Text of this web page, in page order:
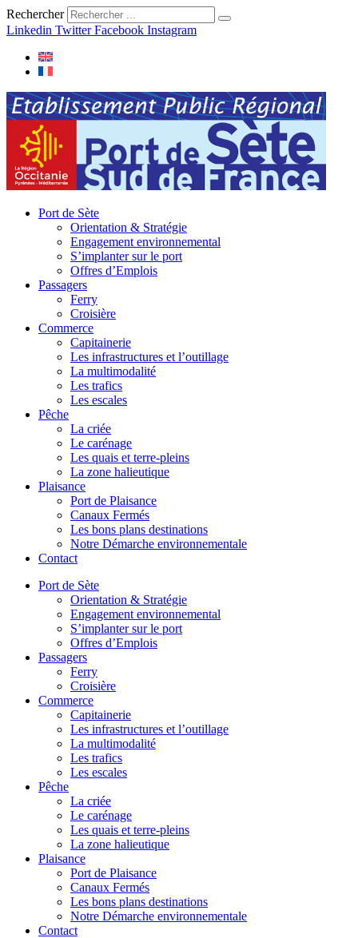
Rechercher
Linkedin Twitter Facebook Instagram
Port de Sète
Orientation & Stratégie
Engagement environnemental
S’implanter sur le port
Offres d’Emplois
Passagers
Ferry
Croisière
Commerce
Capitainerie
Les infrastructures et l’outillage
La multimodalité
Les trafics
Les escales
Pêche
La criée
Le carénage
Les quais et terre-pleins
La zone halieutique
Plaisance
Port de Plaisance
Canaux Fermés
Les bons plans destinations
Notre Démarche environnementale
Contact
Port de Sète
Orientation & Stratégie
Engagement environnemental
S’implanter sur le port
Offres d’Emplois
Passagers
Ferry
Croisière
Commerce
Capitainerie
Les infrastructures et l’outillage
La multimodalité
Les trafics
Les escales
Pêche
La criée
Le carénage
Les quais et terre-pleins
La zone halieutique
Plaisance
Port de Plaisance
Canaux Fermés
Les bons plans destinations
Notre Démarche environnementale
Contact